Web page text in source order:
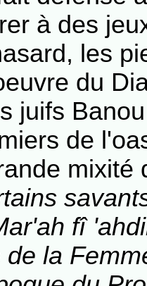
à des
les
du
juifs
de
mixité
fî
la